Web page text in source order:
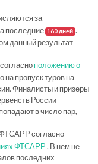
за
последние 160 дней .
данный результат
положению о
на пропуск туров на
Финалисты и призеры
России
в число пар,
согласно
ФТСАРР. В нем не
последних